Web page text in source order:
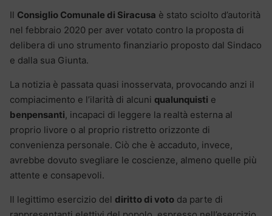
Il Consiglio Comunale di Siracusa è stato sciolto d’autorità
nel febbraio 2020 per aver votato contro la proposta di
delibera di uno strumento finanziario proposto dal Sindaco
e dalla sua Giunta.
La notizia è passata quasi inosservata, provocando anzi il
compiacimento e l’ilarità di alcuni qualunquisti e
benpensanti, incapaci di leggere la realtà esterna al
proprio livore o al proprio ristretto orizzonte di
convenienza personale. Ciò che è accaduto, invece,
avrebbe dovuto svegliare le coscienze, almeno quelle più
attente e consapevoli.
Il legittimo esercizio del diritto di voto da parte di